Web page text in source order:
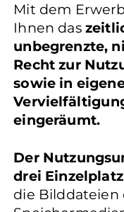
Mit dem
Ihnen das
unbegrenzte,
Recht zur
sowie in
eingeräumt.
Der
drei
die Bilddateien